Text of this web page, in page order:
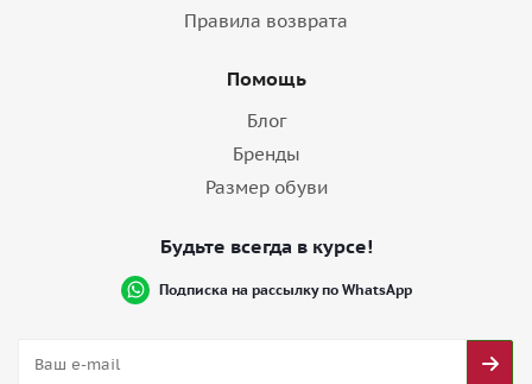
Правила возврата
Помощь
Блог
Бренды
Размер обуви
Будьте всегда в курсе!
Подписка на рассылку по WhatsApp